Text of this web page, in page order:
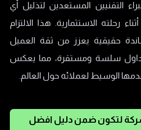
التقنيين المستعدين لتذليل أي
رحلته الاستثمارية. هذا الالتزام
حقيقية يعزز من ثقة العميل
سلسة ومستقرة، مما يعكس
الوسيط لعملائه حول العالم.
لتكون ضمن دليل افضل